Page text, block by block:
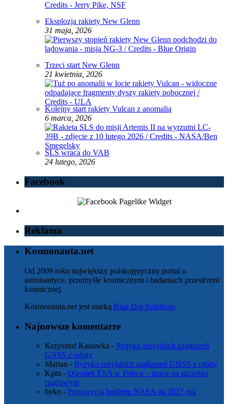
Eksplozja rakiety New Glenn
31 maja, 2026
Trzeci start New Glenn
21 kwietnia, 2026
Kolejny start rakiety Vulcan z anomalią
6 marca, 2026
SLS wraca do VAB
24 lutego, 2026
Facebook
Reklama
Kosmonauta.net
Od 2009 roku największy polskojęzyczny portal o
astronautyce, przemyśle kosmicznym i badaniach przestrzeni
kosmicznej.
Kosmonauta.net jest marką Blue Dot Solutions.
Najnowsze komentarze
Krzysztof Kanawka - Ryzyko rosyjskich zagłuszeń
GNSS z orbity
Marian - Ryzyko rosyjskich zagłuszeń GNSS z orbity
Kptn - Ośrodek ESA w Polsce – prace na szczeblu
rządowym
byko - Propozycja budżetu NASA na 2027 rok